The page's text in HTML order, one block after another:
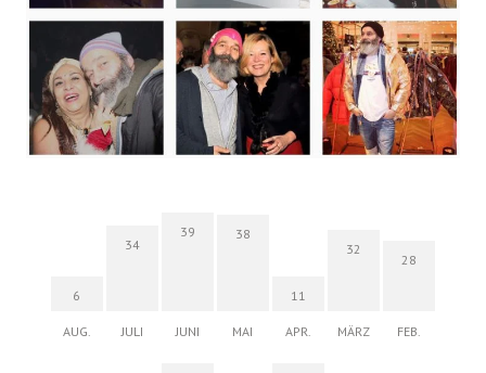
6
AUG.
34
JULI
39
JUNI
38
MAI
11
APR.
32
MÄRZ
28
FEB.